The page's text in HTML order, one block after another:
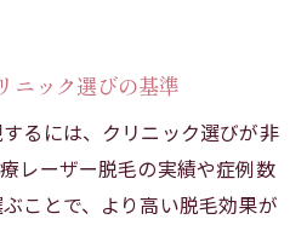
ニック選びの基準
るには、クリニック選びが非
レーザー脱毛の実績や症例数
ことで、より高い脱毛効果が